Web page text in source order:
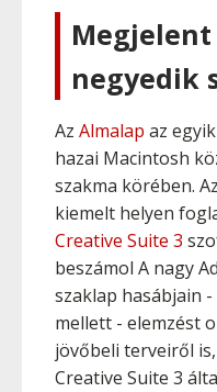
negyedik
Az Almalap az
hazai Macintosh
szakma körében.
kiemelt helyen
Creative Suite 3
beszámol A nagy
szaklap hasábjain
mellett - elemzést
jövőbeli terveiről
Creative Suite 3